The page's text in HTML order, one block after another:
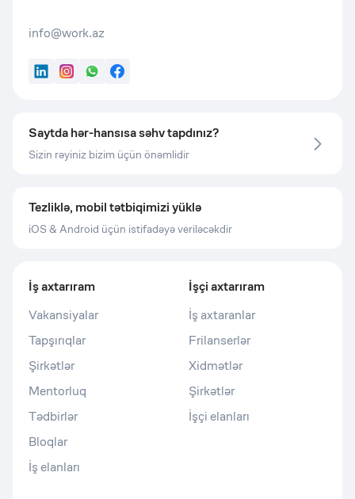
info@work.az
LinkedInInstagram
WhatsApp
Facebook
Saytda hər-hansısa səhv tapdınız?
Sizin rəyiniz bizim üçün önəmlidir
Tezliklə, mobil tətbiqimizi yüklə
iOS & Android üçün istifadəyə veriləcəkdir
İş axtarıram
Vakansiyalar
Tapşırıqlar
Şirkətlər
Mentorluq
Tədbirlər
Bloqlar
İş elanları
İşçi axtarıram
İş axtaranlar
Frilanserlər
Xidmətlər
Şirkətlər
İşçi elanları